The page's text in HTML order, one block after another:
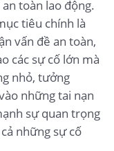
toàn lao động.
tiêu chính là
vấn đề an toàn,
các sự cố lớn mà
nhỏ, tưởng
những tai nạn
sự quan trọng
những sự cố